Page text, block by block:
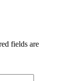
fields are